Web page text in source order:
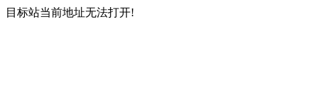
目标站当前地址无法打开!